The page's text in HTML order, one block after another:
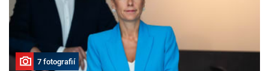
7 fotografií